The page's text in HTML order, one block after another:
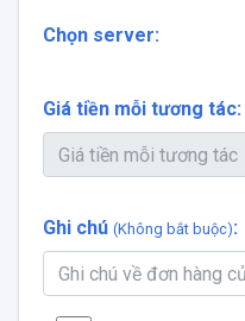
Chọn server:
Giá tiền mỗi tương tác:
Ghi chú (Không bắt buộc):